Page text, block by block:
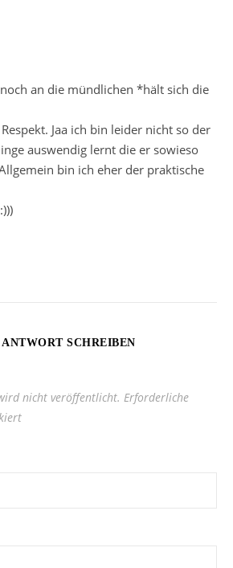
an die mündlichen *hält sich die
Jaa ich bin leider nicht so der
auswendig lernt die er sowieso
bin ich eher der praktische
SCHREIBEN
nicht veröffentlicht. Erforderliche